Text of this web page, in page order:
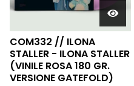
COM332 // ILONA
STALLER - ILONA STALLER
(VINILE ROSA 180 GR.
VERSIONE GATEFOLD)